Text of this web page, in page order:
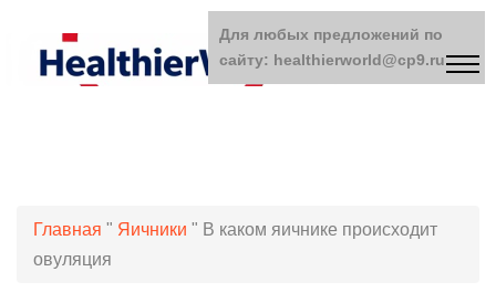
Главная " Яичники " В каком яичнике происходит
овуляция
Для любых предложений по
сайту: healthierworld@cp9.ru